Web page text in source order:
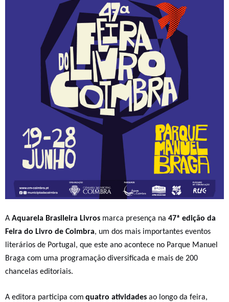
A Aquarela Brasileira Livros marca presença na 47ª edição da
Feira do Livro de Coimbra, um dos mais importantes eventos
literários de Portugal , que este ano acontece no Parque Manuel
Braga com uma programação diversificada e mais de 200
chancelas editoriais.
A editora participa com quatro atividades ao longo da feira,